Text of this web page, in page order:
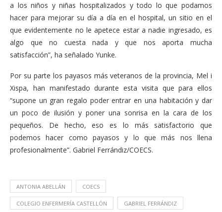
a los niños y niñas hospitalizados y todo lo que podamos
hacer para mejorar su día a día en el hospital, un sitio en el
que evidentemente no le apetece estar a nadie ingresado, es
algo que no cuesta nada y que nos aporta mucha
satisfacción”, ha señalado Yunke.
Por su parte los payasos más veteranos de la provincia, Mel i
Xispa, han manifestado durante esta visita que para ellos
“supone un gran regalo poder entrar en una habitación y dar
un poco de ilusión y poner una sonrisa en la cara de los
pequeños. De hecho, eso es lo más satisfactorio que
podemos hacer como payasos y lo que más nos llena
profesionalmente”. Gabriel Ferrándiz/COECS.
ANTONIA ABELLÁN COECS
COLEGIO ENFERMERÍA CASTELLÓN GABRIEL FERRÁNDIZ